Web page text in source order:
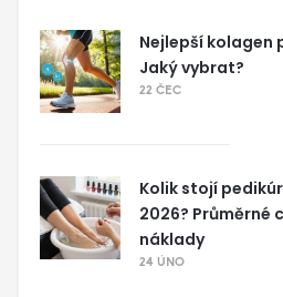
Nejlepší kolagen
Jaký vybrat?
22 ČEC
Kolik stojí
2026? Průměrné
náklady
24 ÚNO